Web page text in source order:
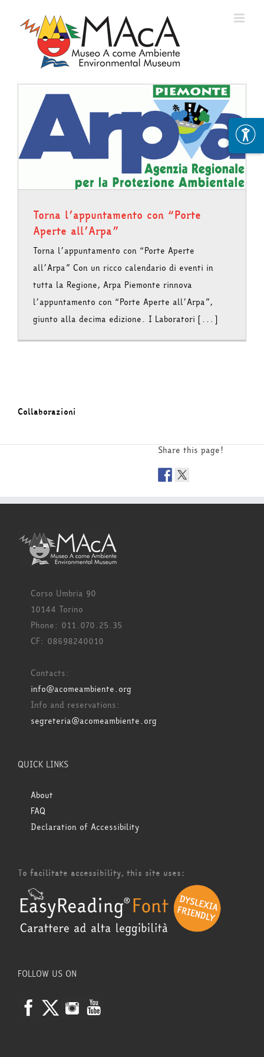
Torna l’appuntamento con “Porte
Aperte all’Arpa”
Torna l’appuntamento con “Porte Aperte
all’Arpa” Con un ricco calendario di eventi in
tutta la Regione, Arpa Piemonte rinnova
l’appuntamento con “Porte Aperte all’Arpa”,
giunto alla decima edizione. I Laboratori [...]
Collaborazioni
Share this page!
Corso Umbria 90
10144 Torino
Phone: 011.070.25.35
CF: 08698240010
Contacts:
info@acomeambiente.org
Info and reservations:
segreteria@acomeambiente.org
QUICK LINKS
About
FAQ
Declaration of Accessibility
To facilitate accessibility, this site uses:
FOLLOW US ON